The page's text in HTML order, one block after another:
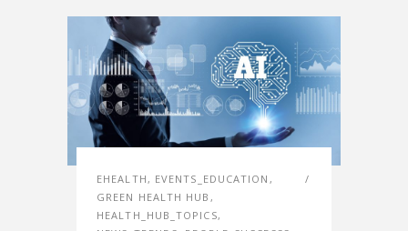
EHEALTH, EVENTS_EDUCATION ,
GREEN HEALTH HUB ,
HEALTH_HUB_TOPICS,